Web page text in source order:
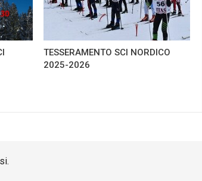
TESSERAMENTO SCI NORDICO
2025-2026